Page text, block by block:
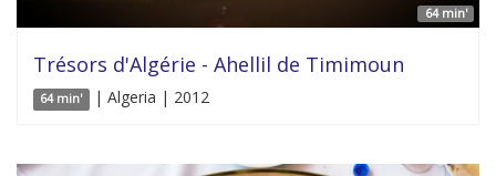
64 min'
Trésors d'Algérie - Ahellil de Timimoun
64 min' | Algeria | 2012